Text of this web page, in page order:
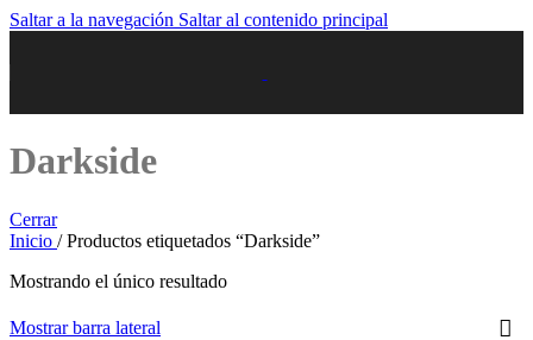
Saltar a la navegación Saltar al contenido principal
Darkside
Cerrar
Inicio / Productos etiquetados “Darkside”
Mostrando el único resultado
Mostrar barra lateral